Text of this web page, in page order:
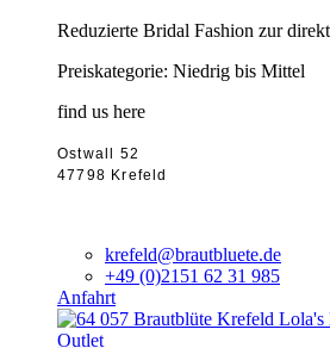
Reduzierte Bridal Fashion zur
Preiskategorie: Niedrig bis Mittel
find us here
Ostwall 52
47798 Krefeld
krefeld@brautbluete.de
+49 (0)2151 62 31 985
Anfahrt
Outlet